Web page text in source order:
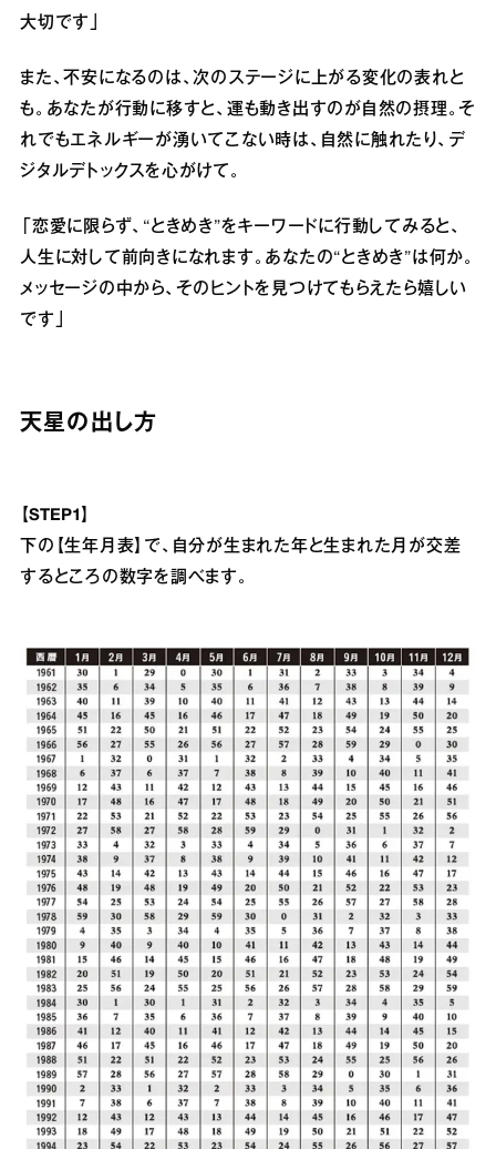
大切です」
また、不安になるのは、次のステージに上がる変化の表れと
も。あなたが行動に移すと、運も動き出すのが自然の摂理。そ
れでもエネルギーが湧いてこない時は、自然に触れたり、デ
ジタルデトックスを心がけて。
「恋愛に限らず、“ときめき”をキーワードに行動してみると、
人生に対して前向きになれます。あなたの“ときめき”は何か。
メッセージの中から、そのヒントを見つけてもらえたら嬉しい
です」
天星の出し方
【STEP1】
下の【生年月表】で、自分が生まれた年と生まれた月が交差
するところの数字を調べます。